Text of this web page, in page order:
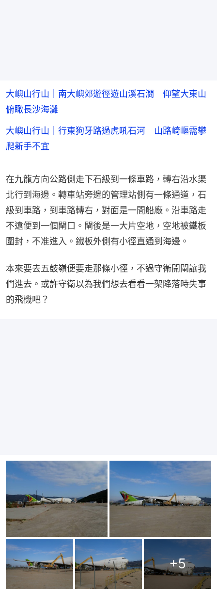
大嶼山行山｜南大嶼郊遊徑遊山溪石澗 仰望大東山
俯瞰長沙海灘
大嶼山行山｜行東狗牙路過虎吼石河 山路崎嶇需攀
爬新手不宜
在九龍方向公路側走下石級到一條車路，轉右沿水渠
北行到海邊。轉車站旁邊的管理站側有一條通道，石
級到車路，到車路轉右，對面是一間船廠。沿車路走
不遠便到一個閘口。閘後是一大片空地，空地被鐵板
圍封，不准進入。鐵板外側有小徑直通到海邊。
本來要去五鼓嶺便要走那條小徑，不過守衛開閘讓我
們進去。或許守衛以為我們想去看看一架降落時失事
的飛機吧？
+5